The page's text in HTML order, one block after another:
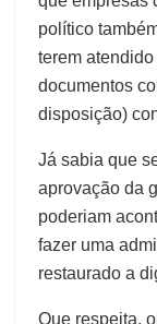
político
terem
documentos
disposição)
Já sabia que
aprovação da
poderiam
fazer uma
restaurado a
Que respeita,